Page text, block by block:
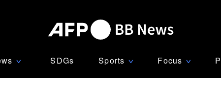
∨ SDGs Sports ∨ Focus ∨